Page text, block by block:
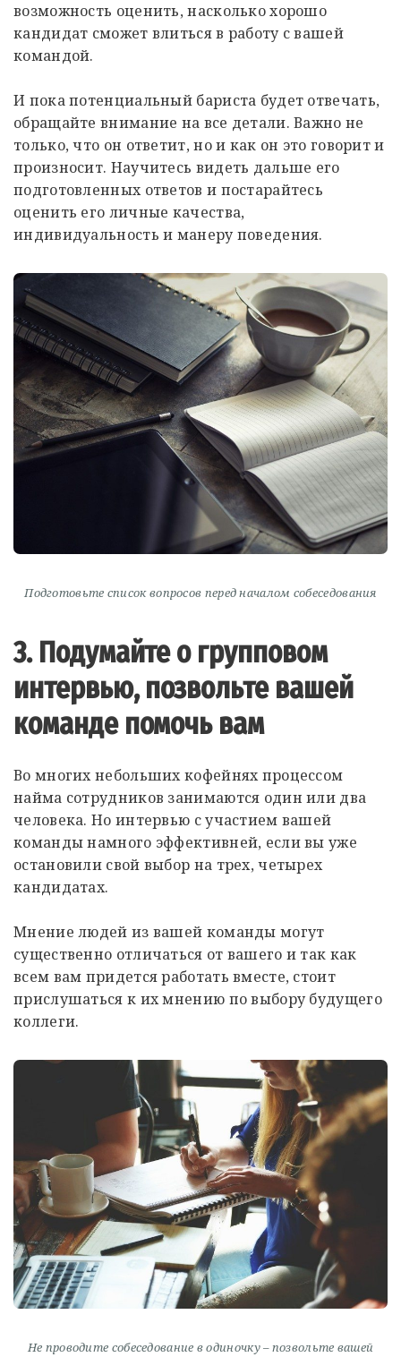
возможность оценить, насколько хорошо
кандидат сможет влиться в работу с вашей
командой.
И пока потенциальный бариста будет отвечать,
обращайте внимание на все детали. Важно не
только, что он ответит, но и как он это говорит и
произносит. Научитесь видеть дальше его
подготовленных ответов и постарайтесь
оценить его личные качества,
индивидуальность и манеру поведения.
Подготовьте список вопросов перед началом собеседования
3. Подумайте о групповом
интервью, позвольте вашей
команде помочь вам
Во многих небольших кофейнях процессом
найма сотрудников занимаются один или два
человека. Но интервью с участием вашей
команды намного эффективней, если вы уже
остановили свой выбор на трех, четырех
кандидатах.
Мнение людей из вашей команды могут
существенно отличаться от вашего и так как
всем вам придется работать вместе, стоит
прислушаться к их мнению по выбору будущего
коллеги.
Не проводите собеседование в одиночку – позвольте вашей